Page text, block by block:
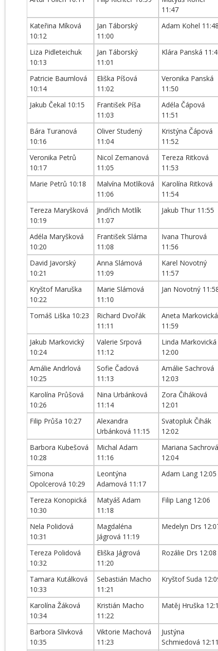
11:47
Kateřina Míková
10:12
Jan Táborský
11:00
Adam Kohel
Liza Pidleteichuk
10:13
Jan Táborský
11:01
Klára Panská
Patricie Baumlová
10:14
Eliška Píšová
11:02
Veronika Panská
11:50
Jakub Čekal 10:15
František Píša
11:03
Adéla Čápová
11:51
Bára Turanová
10:16
Oliver Studený
11:04
Kristýna Čápová
11:52
Veronika Petrů
10:17
Nicol Zemanová
11:05
Tereza Ritková
11:53
Marie Petrů 10:18
Malvína Motlíková
11:06
Karolína Ritková
11:54
Tereza Maryšková
10:19
Jindřich Motlík
11:07
Jakub Thur 11:55
Adéla Maryšková
10:20
František Sláma
11:08
Ivana Thurová
11:56
David Javorský
10:21
Anna Slámová
11:09
Karel Novotný
11:57
Kryštof Maruška
10:22
Marie Slámová
11:10
Jan Novotný
Tomáš Liška 10:23
Richard Dvořák
11:11
Aneta Markovická
11:59
Jakub Markovický
10:24
Valerie Srpová
11:12
Linda Markovická
12:00
Amálie Andrlová
10:25
Sofie Čadová
11:13
Amálie Sachrová
12:03
Karolína Průšová
10:26
Nina Urbánková
11:14
Zora Čiháková
12:01
Filip Průša 10:27
Alexandra
Urbánková 11:15
Svatopluk Čihák
12:02
Barbora Kubešová
10:28
Michal Adam
11:16
Mariana Sachrová
12:04
Simona
Opolcerová 10:29
Leontýna
Adamová 11:17
Adam Lang 12:05
Tereza Konopická
10:30
Matyáš Adam
11:18
Filip Lang 12:06
Nela Polidová
10:31
Magdaléna
Jágrová 11:19
Medelyn Drs
Tereza Polidová
10:32
Eliška Jágrová
11:20
Rozálie Drs 12:08
Tamara Kutálková
10:33
Sebastián Macho
11:21
Kryštof Suda
Karolína Žáková
10:34
Kristián Macho
11:22
Matěj Hruška
Barbora Slivková
10:35
Viktorie Machová
11:23
Justýna
Schmiedová